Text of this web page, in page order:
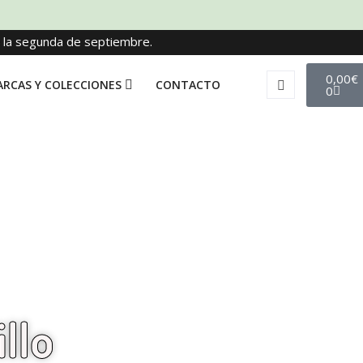
segunda de septiembre.
Y COLECCIONES CONTACTO 0,00€
0